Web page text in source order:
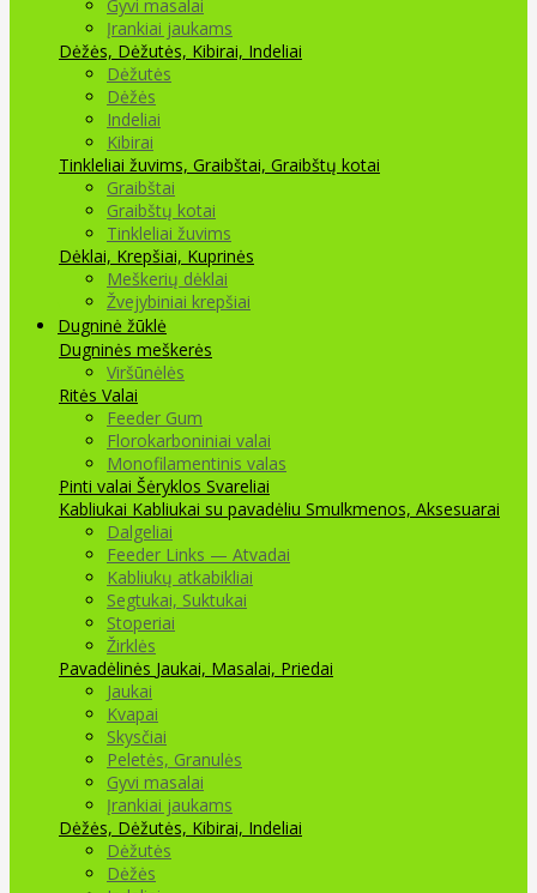
Gyvi masalai
Įrankiai jaukams
Dėžės, Dėžutės, Kibirai, Indeliai
Dėžutės
Dėžės
Indeliai
Kibirai
Tinkleliai žuvims, Graibštai, Graibštų kotai
Graibštai
Graibštų kotai
Tinkleliai žuvims
Dėklai, Krepšiai, Kuprinės
Meškerių dėklai
Žvejybiniai krepšiai
Dugninė žūklė
Dugninės meškerės
Viršūnėlės
Ritės Valai
Feeder Gum
Florokarboniniai valai
Monofilamentinis valas
Pinti valai Šėryklos Svareliai
Kabliukai Kabliukai su pavadėliu Smulkmenos, Aksesuarai
Dalgeliai
Feeder Links — Atvadai
Kabliukų atkabikliai
Segtukai, Suktukai
Stoperiai
Žirklės
Pavadėlinės Jaukai, Masalai, Priedai
Jaukai
Kvapai
Skysčiai
Peletės, Granulės
Gyvi masalai
Įrankiai jaukams
Dėžės, Dėžutės, Kibirai, Indeliai
Dėžutės
Dėžės